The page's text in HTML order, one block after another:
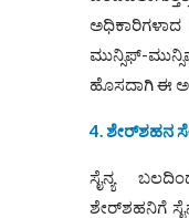
ಮುನ್ಸಿಫ್-
ಹೊಸದಾಗಿ ಈ
4. ಶೇರ್‌ಶಹನ
ಸೈನ್ಯ
ಶೇರ್‌ಶಹನಿಗೆ